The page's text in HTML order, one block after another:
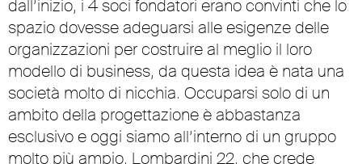
dall’inizio, i 4 soci fondatori erano convinti che lo
spazio dovesse adeguarsi alle esigenze delle
organizzazioni per costruire al meglio il loro
modello di business, da questa idea è nata una
società molto di nicchia. Occuparsi solo di un
ambito della progettazione è abbastanza
esclusivo e oggi siamo all’interno di un gruppo
molto più ampio, Lombardini 22, che crede